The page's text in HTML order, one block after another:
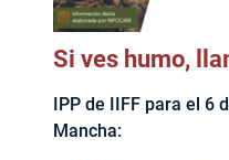
Si ves humo,
IPP de IIFF para el 6
Mancha: